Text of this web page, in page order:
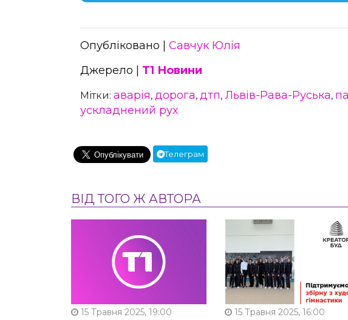
Опубліковано | Савчук Юлія
Джерело | Т1 Новини
Мітки: аварія, дорога, дтп, Львів-Рава-Руська,
ускладнений рух
Телеграм
ВІД ТОГО Ж АВТОРА
15 Травня 2025, 19:00
15 Травня 2025, 16:00